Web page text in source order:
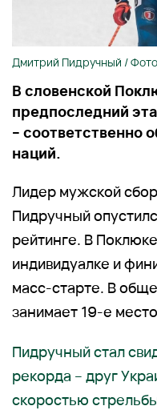
Дмитрий Пидручный /
В словенской
предпоследний
– соответственно
наций.
Лидер мужской
Пидручный
рейтинге. В
индивидуалке и
масс-старте. В
занимает 19-е
Пидручный стал
рекорда – друг
скоростью